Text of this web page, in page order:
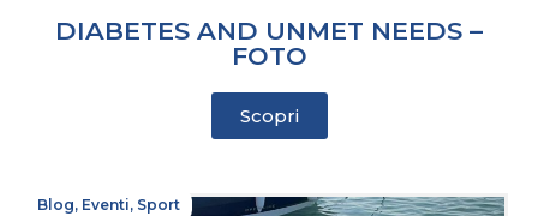
DIABETES AND UNMET NEEDS –
FOTO
Scopri
Blog, Eventi, Sport